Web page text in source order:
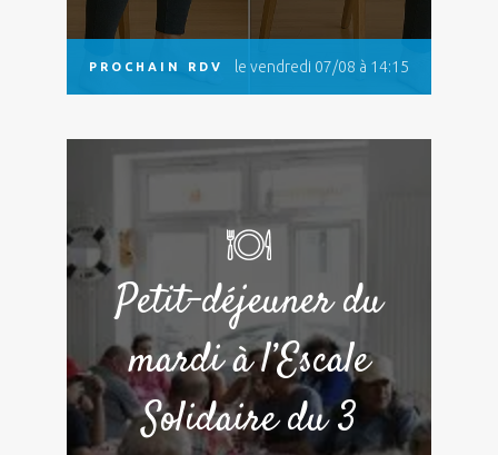
PROCHAIN RDV le vendredi 07/08 à 14:15
Petit-déjeuner du
mardi à l’Escale
Solidaire du 3